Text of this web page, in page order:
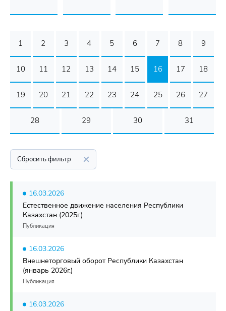
1 2 3 4 5 6 7 8 9
10 11 12 13 14 15 16 17 18
19 20 21 22 23 24 25 26 27
28 29 30 31
Сбросить фильтр
16.03.2026
Естественное движение населения Республики
Казахстан (2025г.)
Публикация
16.03.2026
Внешнеторговый оборот Республики Казахстан
(январь 2026г.)
Публикация
16.03.2026